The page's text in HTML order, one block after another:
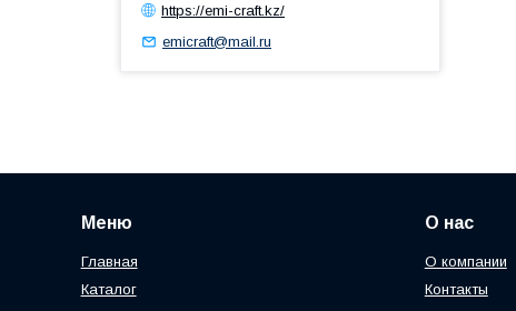
https://emi-craft.kz/
emicraft@mail.ru
Меню
Главная
Каталог
О нас
О компании
Контакты